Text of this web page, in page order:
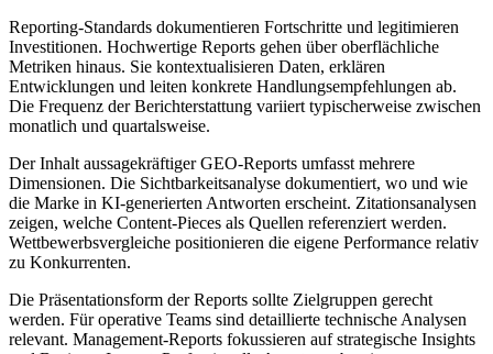
Reporting-Standards dokumentieren Fortschritte und legitimieren
Investitionen. Hochwertige Reports gehen über oberflächliche
Metriken hinaus. Sie kontextualisieren Daten, erklären
Entwicklungen und leiten konkrete Handlungsempfehlungen ab.
Die Frequenz der Berichterstattung variiert typischerweise zwischen
monatlich und quartalsweise.
Der Inhalt aussagekräftiger GEO-Reports umfasst mehrere
Dimensionen. Die Sichtbarkeitsanalyse dokumentiert, wo und wie
die Marke in KI-generierten Antworten erscheint. Zitationsanalysen
zeigen, welche Content-Pieces als Quellen referenziert werden.
Wettbewerbsvergleiche positionieren die eigene Performance relativ
zu Konkurrenten.
Die Präsentationsform der Reports sollte Zielgruppen gerecht
werden. Für operative Teams sind detaillierte technische Analysen
relevant. Management-Reports fokussieren auf strategische Insights